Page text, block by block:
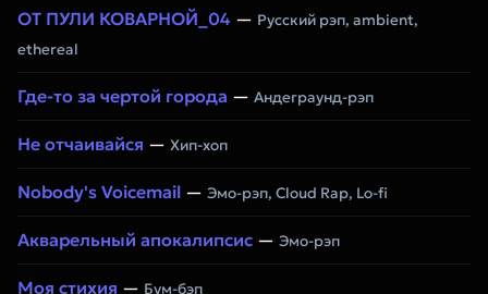
ОТ ПУЛИ КОВАРНОЙ_04 — Русский рэп, ambient,
ethereal
Где-то за чертой города — Андеграунд-рэп
Не отчаивайся — Хип-хоп
Nobody's Voicemail — Эмо-рэп, Cloud Rap, Lo-fi
Акварельный апокалипсис — Эмо-рэп
Моя стихия — Бум-бэп